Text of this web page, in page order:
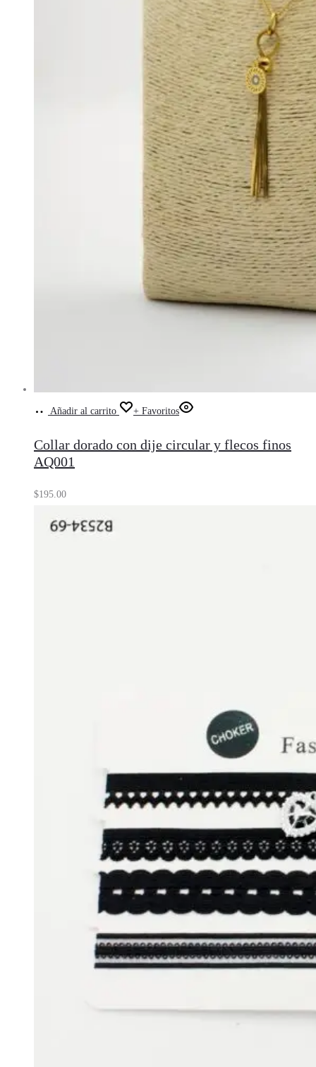
Añadir al carrito + Favoritos
Collar dorado con dije circular y flecos finos
AQ001
$195.00